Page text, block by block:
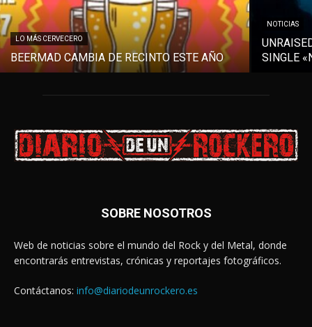
LO MÁS CERVECERO
BEERMAD CAMBIA DE RECINTO ESTE AÑO
NOTICIAS
SINGLE
SOBRE NOSOTROS
Web de noticias sobre el mundo del Rock y del Metal, donde
encontrarás entrevistas, crónicas y reportajes fotográficos.
Contáctanos: info@diariodeunrockero.es